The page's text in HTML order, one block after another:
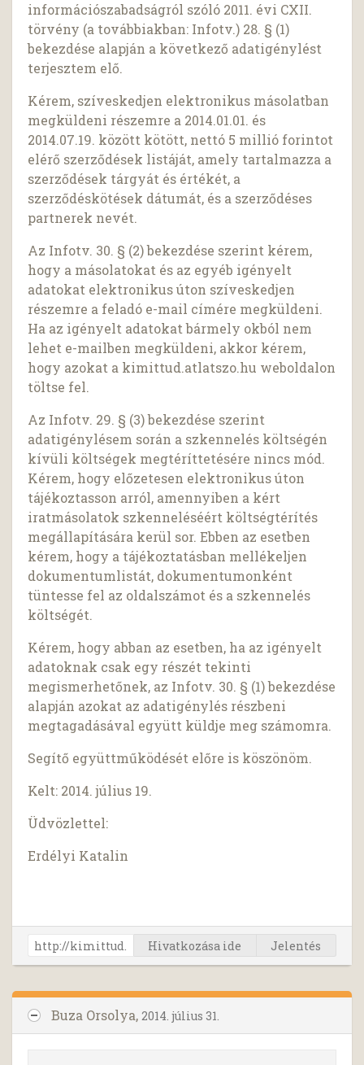
információszabadságról szóló 2011. évi CXII.
törvény (a továbbiakban: Infotv.) 28. § (1)
bekezdése alapján a következő adatigénylést
terjesztem elő.
Kérem, szíveskedjen elektronikus másolatban
megküldeni részemre a 2014.01.01. és
2014.07.19. között kötött, nettó 5 millió forintot
elérő szerződések listáját, amely tartalmazza a
szerződések tárgyát és értékét, a
szerződéskötések dátumát, és a szerződéses
partnerek nevét.
Az Infotv. 30. § (2) bekezdése szerint kérem,
hogy a másolatokat és az egyéb igényelt
adatokat elektronikus úton szíveskedjen
részemre a feladó e-mail címére megküldeni.
Ha az igényelt adatokat bármely okból nem
lehet e-mailben megküldeni, akkor kérem,
hogy azokat a kimittud.atlatszo.hu weboldalon
töltse fel.
Az Infotv. 29. § (3) bekezdése szerint
adatigénylésem során a szkennelés költségén
kívüli költségek megtéríttetésére nincs mód.
Kérem, hogy előzetesen elektronikus úton
tájékoztasson arról, amennyiben a kért
iratmásolatok szkenneléséért költségtérítés
megállapítására kerül sor. Ebben az esetben
kérem, hogy a tájékoztatásban mellékeljen
dokumentumlistát, dokumentumonként
tüntesse fel az oldalszámot és a szkennelés
költségét.
Kérem, hogy abban az esetben, ha az igényelt
adatoknak csak egy részét tekinti
megismerhetőnek, az Infotv. 30. § (1) bekezdése
alapján azokat az adatigénylés részbeni
megtagadásával együtt küldje meg számomra.
Segítő együttműködését előre is köszönöm.
Kelt: 2014. július 19.
Üdvözlettel:
Erdélyi Katalin
Hivatkozása ide Jelentés
Buza Orsolya, 2014. július 31.